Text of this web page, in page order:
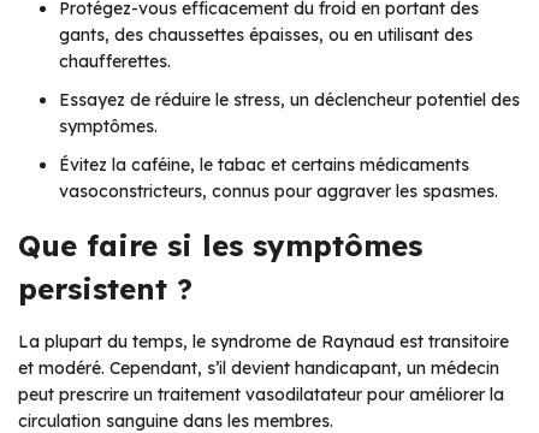
Protégez-vous efficacement du froid en portant des
gants, des chaussettes épaisses, ou en utilisant des
chaufferettes.
Essayez de réduire le stress, un déclencheur potentiel des
symptômes.
Évitez la caféine, le tabac et certains médicaments
vasoconstricteurs, connus pour aggraver les spasmes.
Que faire si les symptômes
persistent ?
La plupart du temps, le syndrome de Raynaud est transitoire
et modéré. Cependant, s’il devient handicapant, un médecin
peut prescrire un traitement vasodilatateur pour améliorer la
circulation sanguine dans les membres.